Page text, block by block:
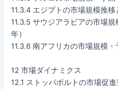
11.3.4 エジプトの市場規模推
11.3.5 サウジアラビアの市場
年）
11.3.6 南アフリカの市場規模
12 市場ダイナミクス
12.1 ストッパボルトの市場促進